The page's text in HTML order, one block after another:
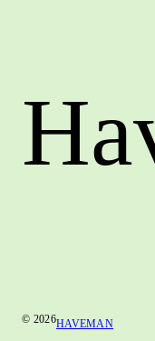
© 2026HAVEMAN